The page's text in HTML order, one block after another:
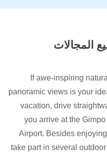
المجالات
If awe-inspiring
panoramic views is your
vacation, drive
you arrive at the Gimpo
Airport. Besides
take part in several